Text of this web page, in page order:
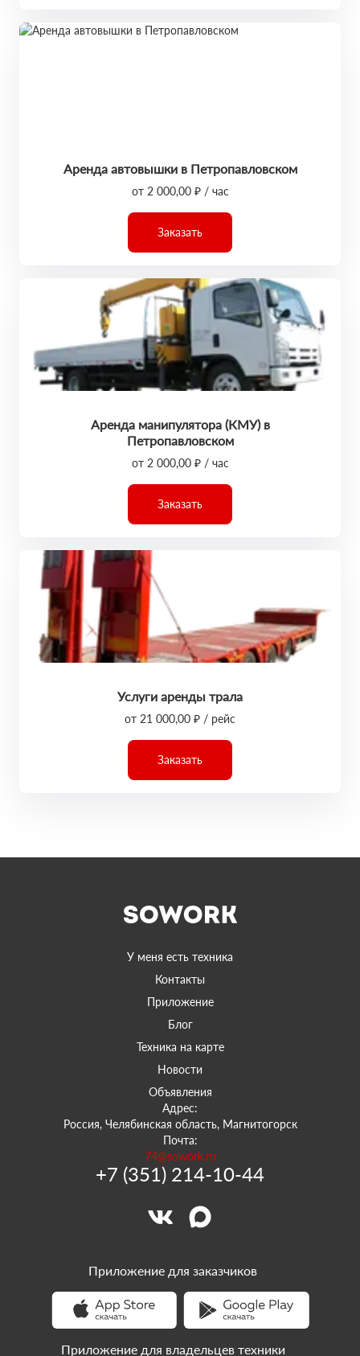
Аренда автовышки в Петропавловском
от 2 000,00 ₽ / час
Заказать
Аренда манипулятора (КМУ) в
Петропавловском
от 2 000,00 ₽ / час
Заказать
Услуги аренды трала
от 21 000,00 ₽ / рейс
Заказать
У меня есть техника
Контакты
Приложение
Блог
Техника на карте
Новости
Объявления
Адрес:
Россия, Челябинская область, Магнитогорск
Почта:
74@sowork.ru
+7 (351) 214-10-44
Приложение для заказчиков
Приложение для владельцев техники